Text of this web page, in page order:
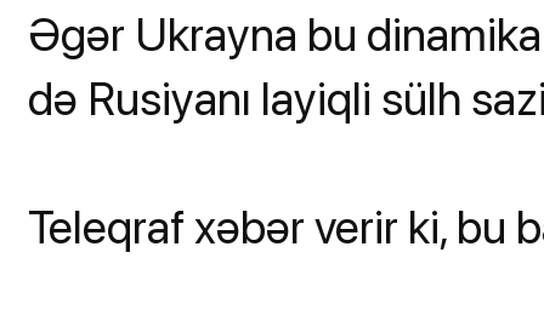
Əgər Ukrayna bu
də Rusiyanı layiqli sülh
Teleqraf xəbər verir ki, bu